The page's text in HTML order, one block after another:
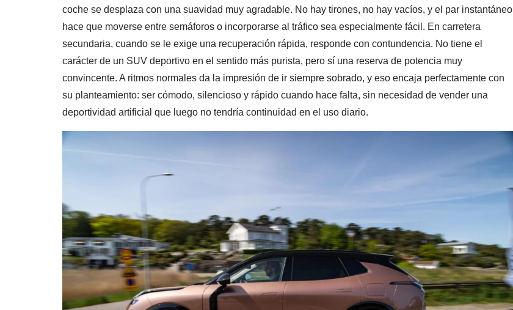
coche se desplaza con una suavidad muy agradable. No hay tirones, no hay vacíos, y el par instantáneo
hace que moverse entre semáforos o incorporarse al tráfico sea especialmente fácil. En carretera
secundaria, cuando se le exige una recuperación rápida, responde con contundencia. No tiene el
carácter de un SUV deportivo en el sentido más purista, pero sí una reserva de potencia muy
convincente. A ritmos normales da la impresión de ir siempre sobrado, y eso encaja perfectamente con
su planteamiento: ser cómodo, silencioso y rápido cuando hace falta, sin necesidad de vender una
deportividad artificial que luego no tendría continuidad en el uso diario.